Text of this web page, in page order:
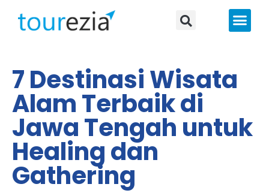
7 Destinasi Wisata
Alam Terbaik di
Jawa Tengah untuk
Healing dan
Gathering